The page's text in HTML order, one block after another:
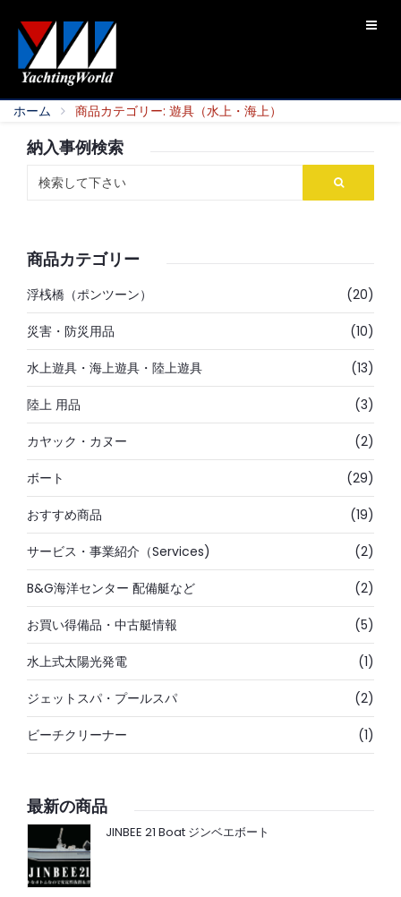
ホーム 商品カテゴリー: 遊具（水上・海上）
納入事例検索
商品カテゴリー
浮桟橋（ポンツーン）
(20)
災害・防災用品 (10)
水上遊具・海上遊具・陸上遊具 (13)
陸上 用品 (3)
カヤック・カヌー (2)
ボート (29)
おすすめ商品 (19)
サービス・事業紹介（Services) (2)
B&G海洋センター 配備艇など (2)
お買い得備品・中古艇情報 (5)
水上式太陽光発電 (1)
ジェットスパ・プールスパ (2)
ビーチクリーナー (1)
最新の商品
JINBEE 21 Boat ジンベエボート